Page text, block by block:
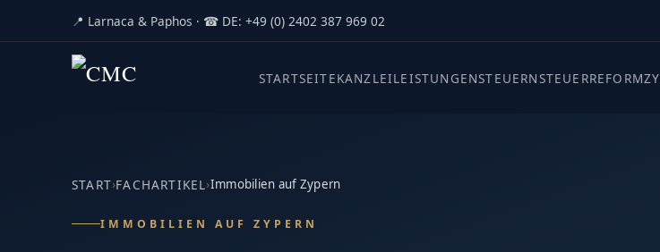
📍 Larnaca & Paphos · ☎ DE: +49 (0) 2402 387 969 02
STARTSEITEKANZLEILEISTUNGENSTEUERNSTEUERREFORM
START›FACHARTIKEL›Immobilien auf Zypern
IMMOBILIEN AUF ZYPERN